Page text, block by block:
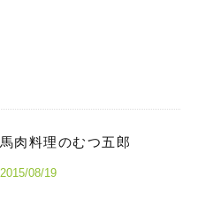
馬肉料理のむつ五郎
2015/08/19